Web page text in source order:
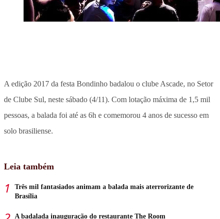
A edição 2017 da festa Bondinho badalou o clube Ascade, no Setor
de Clube Sul, neste sábado (4/11). Com lotação máxima de 1,5 mil
pessoas, a balada foi até as 6h e comemorou 4 anos de sucesso em
solo brasiliense.
Leia também
Três mil fantasiados animam a balada mais aterrorizante de
Brasília
A badalada inauguração do restaurante The Room